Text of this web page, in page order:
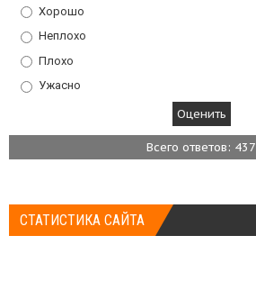
Хорошо
Неплохо
Плохо
Ужасно
Всего ответов: 437
СТАТИСТИКА САЙТА